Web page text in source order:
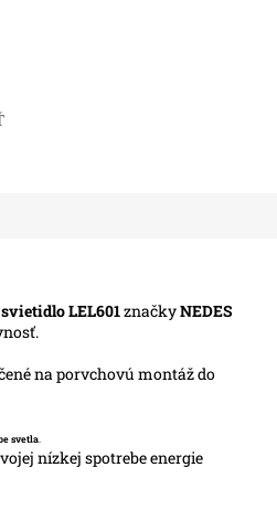
LEL601značkyNEDES
na porvchovú montáž do
svetla
nízkej spotrebe energie